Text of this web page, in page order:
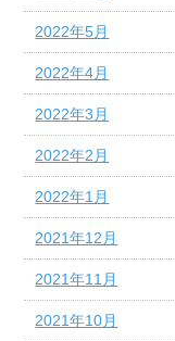
2022年5月
2022年4月
2022年3月
2022年2月
2022年1月
2021年12月
2021年11月
2021年10月